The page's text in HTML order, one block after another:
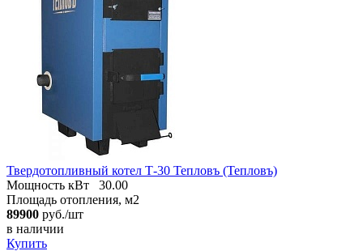
Твердотопливный котел Т-30 Тепловъ (Тепловъ)
Мощность кВт
30.00
Площадь отопления, м2
89900 руб./шт
в наличии
Купить